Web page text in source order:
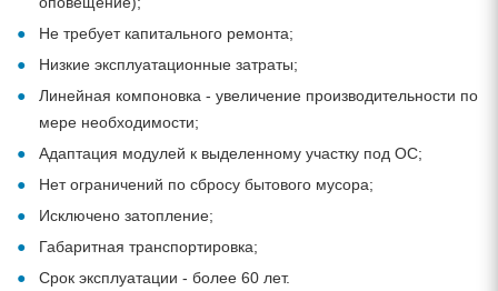
Не требует капитального ремонта;
Низкие эксплуатационные затраты;
Линейная компоновка - увеличение производительности по
мере необходимости;
Адаптация модулей к выделенному участку под ОС;
Нет ограничений по сбросу бытового мусора;
Исключено затопление;
Габаритная транспортировка;
Срок эксплуатации - более 60 лет.